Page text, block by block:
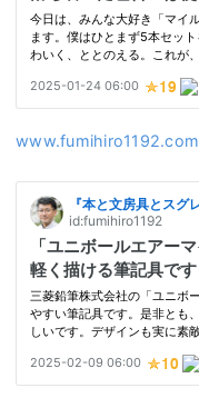
www.fumihiro1192.com